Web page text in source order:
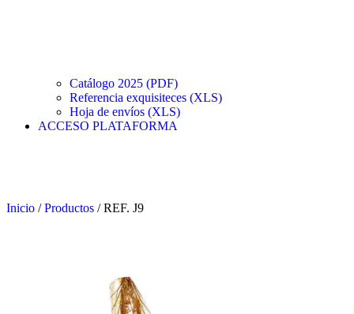
Catálogo 2025 (PDF)
Referencia exquisiteces (XLS)
Hoja de envíos (XLS)
ACCESO PLATAFORMA
Inicio /Productos /REF. J9